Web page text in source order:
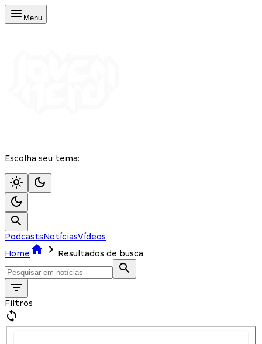
Menu
Escolha seu tema:
PodcastsNotíciasVídeos
Home
Resultados de busca
Filtros